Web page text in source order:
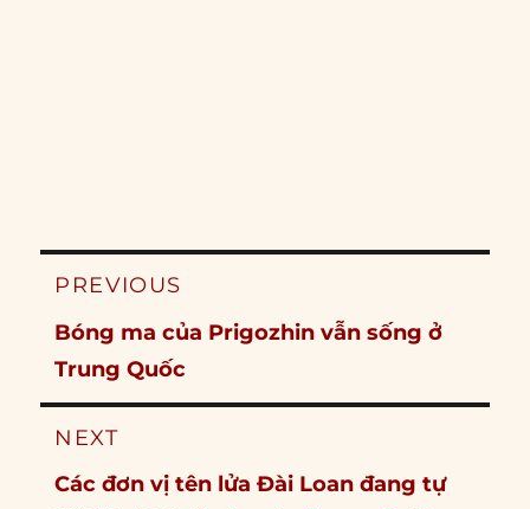
Post
PREVIOUS
Previous
post:
Bóng ma của Prigozhin vẫn sống ở
Trung Quốc
NEXT
Next
Các đơn vị tên lửa Đài Loan đang tự